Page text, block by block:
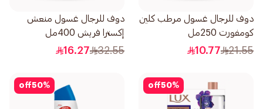
دوف للرجال غسول مرطب كلين
كومفورت 250مل
21.55
10.77
دوف للرجال غسول منعش
إكسترا فريش 400مل
32.55
16.27
50%
off
50%
off